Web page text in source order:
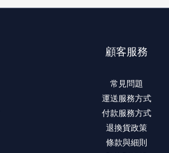
顧客服務
常見問題
運送服務方式
付款服務方式
退換貨政策
條款與細則